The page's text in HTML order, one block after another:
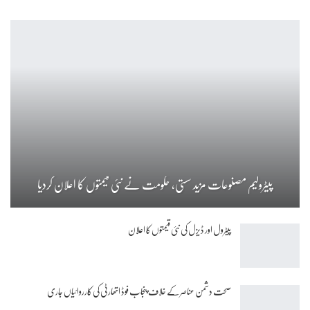
پیٹرولیم مصنوعات مزید سستی، حکومت نے نئی قیمتوں کا اعلان کردیا
پیٹرول اور ڈیزل کی نئی قیمتوں کا اعلان
صحت دشمن عناصر کے خلاف پنجاب فوڈ اتھارٹی کی کارروائیاں جاری